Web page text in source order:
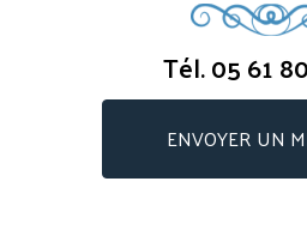
Tél.05 61
ENVOYER UN